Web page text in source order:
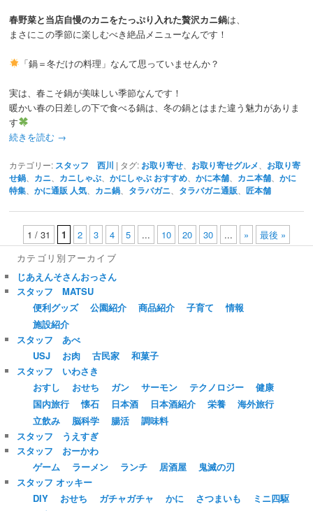
春野菜と当店自慢のカニをたっぷり入れた贅沢カニ鍋は、
まさにこの季節に楽しむべき絶品メニューなんです！
「鍋＝冬だけの料理」なんて思っていませんか？
実は、春こそ鍋が美味しい季節なんです！
暖かい春の日差しの下で食べる鍋は、冬の鍋とはまた違う魅力がありま
す
続きを読む →
カテゴリー: スタッフ 西川 | タグ: お取り寄せ お取り寄せグルメ
お取り寄
せ鍋
カニ カニしゃぶ 、かにしゃぶ おすすめ 、かに本舗 カニ本舗 、かに
特集 、かに通販 人気 カニ鍋 タラバガニ タラバガニ通販 、匠本舗
1 / 31 1 2 3 4 5 ... 10 20 30 ... »
最後 »
カテゴリ別アーカイブ
じあえんそさんおっさん
スタッフ MATSU
便利グッズ
公園紹介 商品紹介 子育て
情報
施設紹介
スタッフ あべ
USJ
お肉 古民家
和菓子
スタッフ いわさき
おすし
おせち ガン サーモン テクノロジー
健康
国内旅行
懐石 日本酒 日本酒紹介 栄養
海外旅行
立飲み
脳科学 腸活
調味料
スタッフ うえすぎ
スタッフ おーかわ
ゲーム
ラーメン ランチ 居酒屋
鬼滅の刃
スタッフ オッキー
DIY
おせち ガチャガチャ かに さつまいも
ミニ四駆